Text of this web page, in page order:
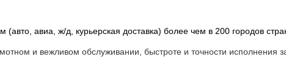
авиа, ж/д, курьерская доставка) более чем в 200 городов
и вежливом обслуживании, быстроте и точности исполнения